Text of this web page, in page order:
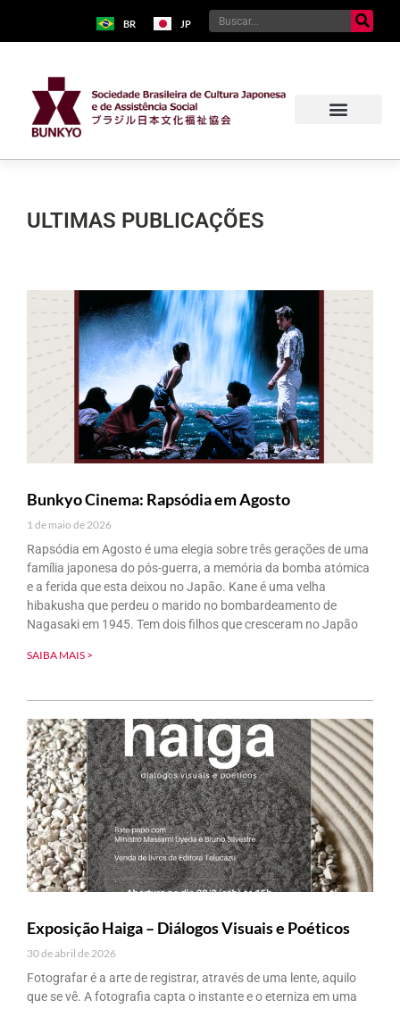
BR JP
ULTIMAS PUBLICAÇÕES
Bunkyo Cinema: Rapsódia em Agosto
1 de maio de 2026
Rapsódia em Agosto é uma elegia sobre três gerações de uma
família japonesa do pós-guerra, a memória da bomba atómica
e a ferida que esta deixou no Japão. Kane é uma velha
hibakusha que perdeu o marido no bombardeamento de
Nagasaki em 1945. Tem dois filhos que cresceram no Japão
SAIBA MAIS >
Exposição Haiga – Diálogos Visuais e Poéticos
30 de abril de 2026
Fotografar é a arte de registrar, através de uma lente, aquilo
que se vê. A fotografia capta o instante e o eterniza em uma